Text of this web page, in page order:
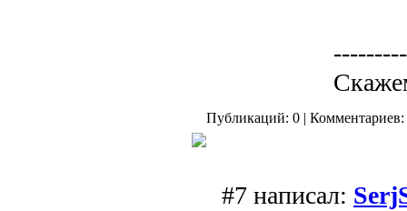
Публикаций: 0 | Комментариев:
#7 написал: